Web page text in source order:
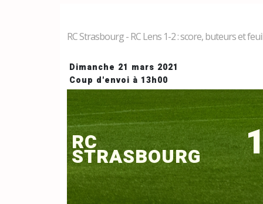
RC Strasbourg - RC Lens 1-2 : score, buteurs et
Dimanche 21 mars 2021
Coup d'envoi à 13h00
RC
STRASBOURG